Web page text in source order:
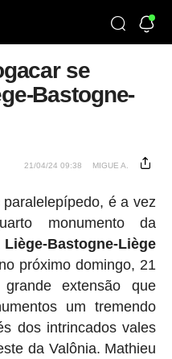
se
Bastogne-
21/04/24 09:38 MIGUE A.
é a vez
monumento da
Liège-Bastogne-Liège
próximo domingo, 21
extensão que
um tremendo
dos intrincados vales
da Valônia. Mathieu